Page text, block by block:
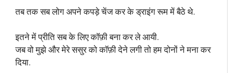
तब तक सब लोग अपने कपड़े चेंज कर के ड्राइंग रूम में बैठे थे.
इतने में प्रीति सब के लिए कॉफ़ी बना कर ले आयी.
जब वो मुझे और मेरे ससुर को कॉफ़ी देने लगी तो हम दोनों ने मना कर
दिया.